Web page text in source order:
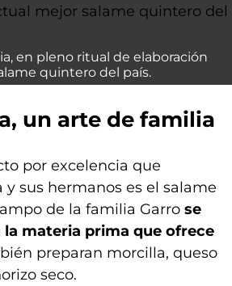
en pleno ritual de elaboración
quintero del país.
un arte de familia
por excelencia que
y sus hermanos es el salame
de la familia Garro se
materia prima que ofrece
preparan morcilla, queso
seco.